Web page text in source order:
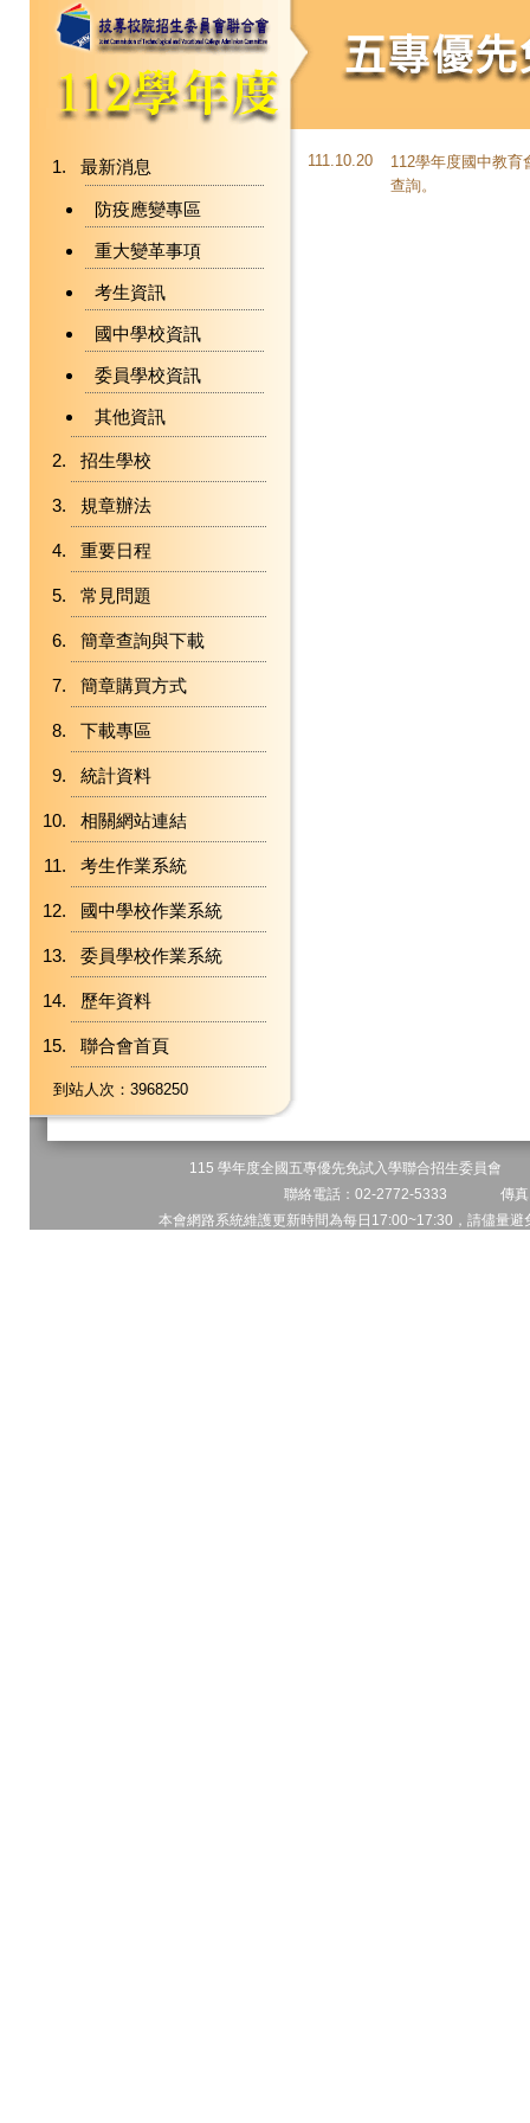
最新消息
防疫應變專區
重大變革事項
考生資訊
國中學校資訊
委員學校資訊
其他資訊
招生學校
規章辦法
重要日程
常見問題
簡章查詢與下載
簡章購買方式
下載專區
統計資料
相關網站連結
考生作業系統
國中學校作業系統
委員學校作業系統
歷年資料
聯合會首頁
到站人次：3968250
111.10.20
112學年度國中教
查詢。
115 學年度全國五專優先免試入學聯合招生委員會
聯絡電話：02-2772-5333 傳
本會網路系統維護更新時間為每日17:00~17:30，請儘量